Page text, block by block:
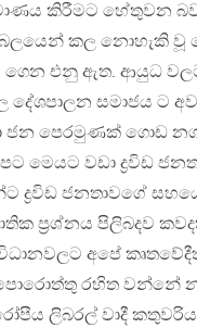
කිරීමට හේතුවන
කල නොහැකි වූ
එනු ඇත. ආයුධ
දේශපාලන සමාජය ට
ජන පෙරමුණක් ගොඩ
මෙයට වඩා ද්‍රවිඩ
ද්‍රවිඩ ජනතාවගේ
ප්‍රශ්නය පිලිබදව
අපේ
රහිත වන්නේ
ලිබරල් වාදී